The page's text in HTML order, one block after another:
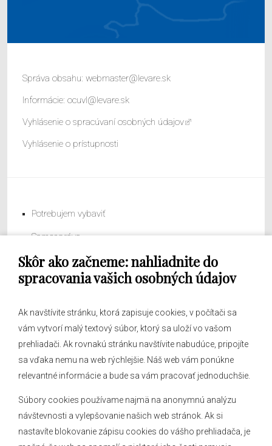
Skôr ako začneme: nahliadnite do
spracovania vašich osobných údajov
Ak navštívite stránku, ktorá zapisuje cookies, v počítači sa
vám vytvorí malý textový súbor, ktorý sa uloží vo vašom
prehliadači. Ak rovnakú stránku navštívite nabudúce, pripojíte
sa vďaka nemu na web rýchlejšie. Náš web vám ponúkne
relevantné informácie a bude sa vám pracovať jednoduchšie.
Súbory cookies používame najmä na anonymnú analýzu
návštevnosti a vylepšovanie našich web stránok. Ak si
nastavíte blokovanie zápisu cookies do vášho prehliadača, je
Správa obsahu: webmaster@levare.sk
Informácie: ocuvl@levare.sk
Vyhlásenie o spracúvaní osobných údajov
Vyhlásenie o prístupnosti
Potrebujem vybaviť
Samospráva
Obecný úrad
O obci
Hlásenia obecného rozhlasu